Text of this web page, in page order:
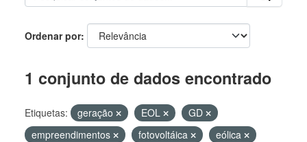
Ordenar por
1 conjunto de dados encontrado
Etiquetas: geração EOL
GD
empreendimentos
fotovoltáica
eólica